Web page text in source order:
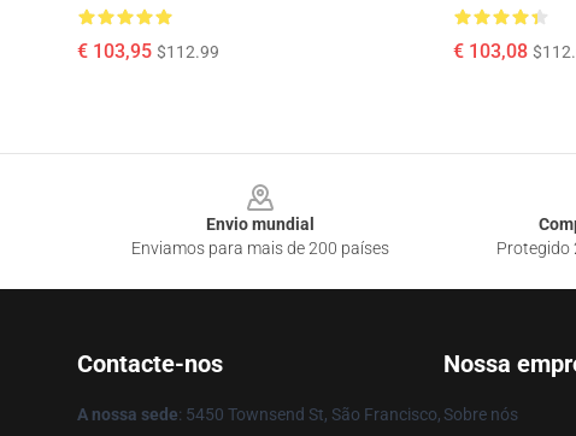
€ 103,95 $112.99 € 103,08
Envio mundial
Enviamos para mais de 200 países
Protegido
Contacte-nos
A nossa sede: 5450 Townsend St, São Francisco,
Nossa
Sobre nós